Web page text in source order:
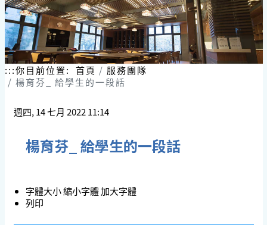
跳
到
主
要
內
容
區
塊
:::你目前位置: 首頁
服務團隊
楊育芬_ 給學生的一段話
週四, 14 七月 2022 11:14
楊育芬_ 給學生的一段話
字體大小縮小字體加大字體
列印